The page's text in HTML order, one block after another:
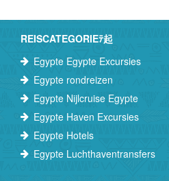
REISCATEGORIEﾃ起
Egypte Egypte Excursies
Egypte rondreizen
Egypte Nijlcruise Egypte
Egypte Haven Excursies
Egypte Hotels
Egypte Luchthaventransfers